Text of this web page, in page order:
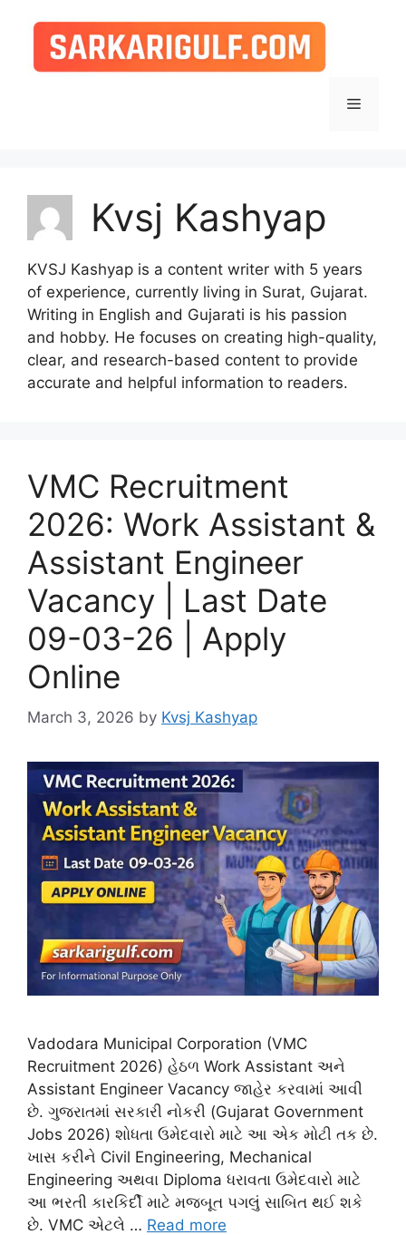
content
Menu
Kvsj Kashyap
KVSJ Kashyap is a content writer with 5 years
of experience, currently living in Surat, Gujarat.
Writing in English and Gujarati is his passion
and hobby. He focuses on creating high-quality,
clear, and research-based content to provide
accurate and helpful information to readers.
VMC Recruitment
2026: Work Assistant &
Assistant Engineer
Vacancy | Last Date
09-03-26 | Apply
Online
March 3, 2026 by Kvsj Kashyap
Vadodara Municipal Corporation (VMC
Recruitment 2026) હેઠળ Work Assistant અને
Assistant Engineer Vacancy જાહેર કરવામાં આવી
છે. ગુજરાતમાં સરકારી નોકરી (Gujarat Government
Jobs 2026) શોધતા ઉમેદવારો માટે આ એક મોટી તક છે.
ખાસ કરીને Civil Engineering, Mechanical
Engineering અથવા Diploma ધરાવતા ઉમેદવારો માટે
આ ભરતી કારકિર્દી માટે મજબૂત પગલું સાબિત થઈ શકે
છે. VMC એટલે … Read more